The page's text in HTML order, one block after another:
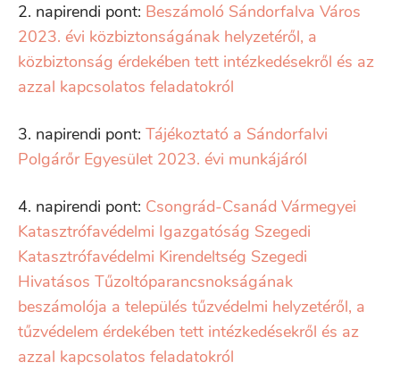
2. napirendi pont: Beszámoló Sándorfalva Város
2023. évi közbiztonságának helyzetéről, a
közbiztonság érdekében tett intézkedésekről és az
azzal kapcsolatos feladatokról
3. napirendi pont: Tájékoztató a Sándorfalvi
Polgárőr Egyesület 2023. évi munkájáról
4. napirendi pont: Csongrád-Csanád Vármegyei
Katasztrófavédelmi Igazgatóság Szegedi
Katasztrófavédelmi Kirendeltség Szegedi
Hivatásos Tűzoltóparancsnokságának
beszámolója a település tűzvédelmi helyzetéről, a
tűzvédelem érdekében tett intézkedésekről és az
azzal kapcsolatos feladatokról